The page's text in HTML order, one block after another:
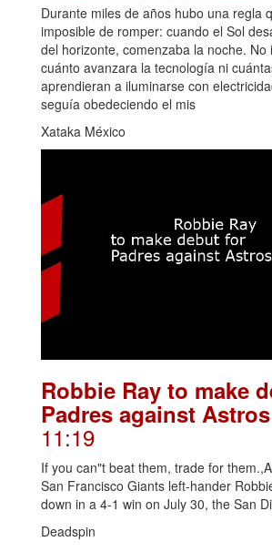
Durante miles de años hubo una regla
imposible de romper: cuando el Sol
del horizonte, comenzaba la noche. No
cuánto avanzara la tecnología ni
aprendieran a iluminarse con
seguía obedeciendo el mis
Xataka México
Robbie Ray to make
Padres against Astros
11:19
If you can"t beat them, trade for
San Francisco Giants left-hander
down in a 4-1 win on July 30, the San
Deadspin